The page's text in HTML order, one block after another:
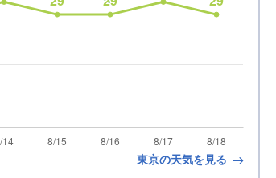
東京の天気を見る